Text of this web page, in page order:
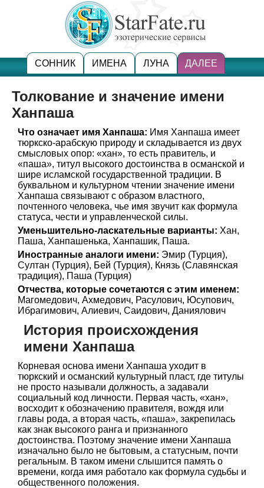
СОННИК ИМЕНА ЛУНА ДАЛЕЕ
Толкование и значение имени
Ханпаша
Что означает имя Ханпаша: Имя Ханпаша имеет
тюркско-арабскую природу и складывается из двух
смысловых опор: «хан», то есть правитель, и
«паша», титул высокого достоинства в османской и
шире исламской государственной традиции. В
буквальном и культурном чтении значение имени
Ханпаша связывают с образом властного,
почтенного человека, чье имя звучит как формула
статуса, чести и управленческой силы.
Уменьшительно-ласкательные варианты: Хан,
Паша, Ханпашенька, Ханпашик, Паша.
Иностранные аналоги имени: Эмир (Турция),
Султан (Турция), Бей (Турция), Князь (Славянская
традиция), Паша (Турция)
Отчества, которые сочетаются с этим именем:
Магомедович, Ахмедович, Расулович, Юсупович,
Ибрагимович, Алиевич, Саидович, Даниялович
История происхождения
имени Ханпаша
Корневая основа имени Ханпаша уходит в
тюркский и османский культурный пласт, где титулы
не просто называли должность, а задавали
социальный код личности. Первая часть, «хан»,
восходит к обозначению правителя, вождя или
главы рода, а вторая часть, «паша», закрепилась
как знак высокого ранга и признанного
достоинства. Поэтому значение имени Ханпаша
изначально было не бытовым, а статусным, почти
регальным. В таком имени слышится память о
времени, когда имя работало как формула судьбы и
общественного положения.